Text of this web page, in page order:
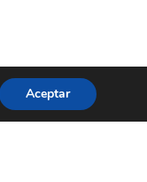
Aceptar